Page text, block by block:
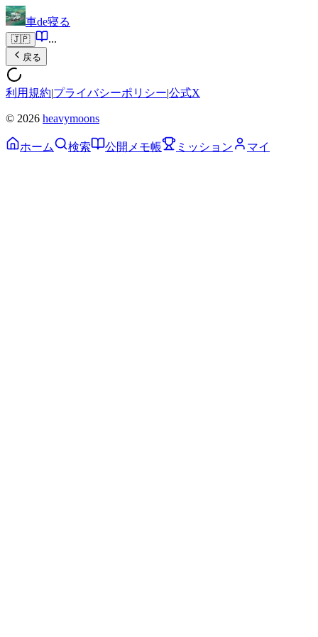
車de寝る
🇯🇵 ...
戻る
利用規約|プライバシーポリシー|公式X
© 2026 heavymoons
ホーム 検索 公開メモ帳 ミッション マイ